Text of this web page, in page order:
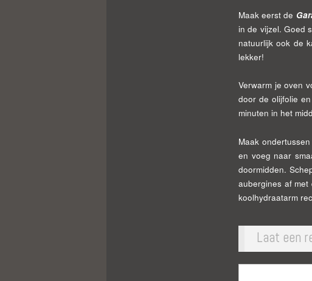
Maak eerst de
in de vijzel. Goed
natuurlijk ook de
lekker!
Verwarm je oven
door de olijfolie
minuten in het
Maak
en voeg naar
doormidden.
aubergines af
koolhydraatarm
Laat een